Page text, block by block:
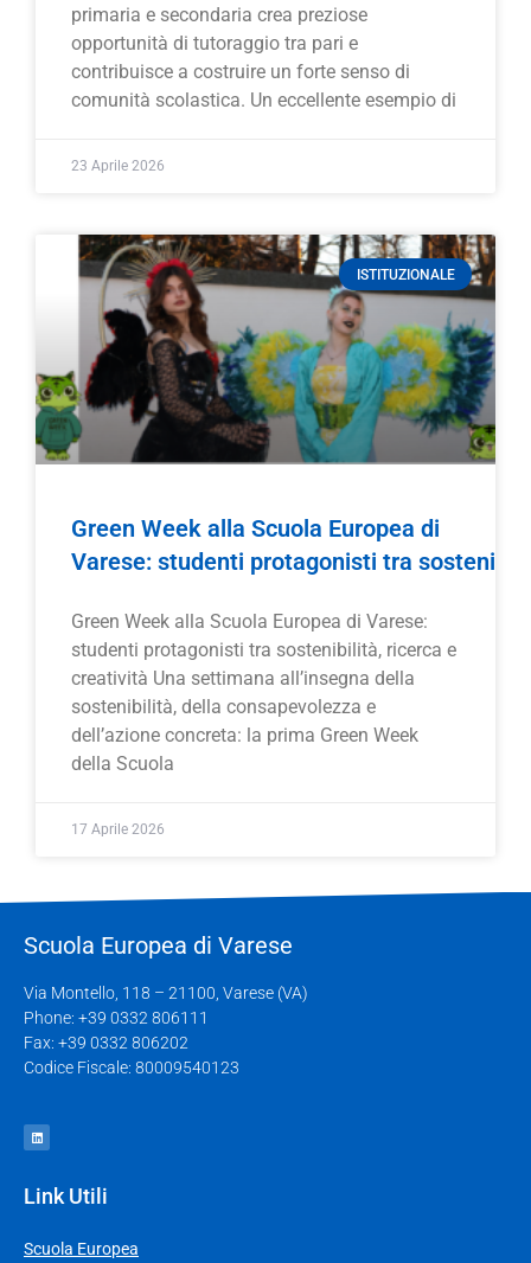
primaria e secondaria crea preziose
opportunità di tutoraggio tra pari e
contribuisce a costruire un forte senso di
comunità scolastica. Un eccellente esempio di
23 Aprile 2026
ISTITUZIONALE
Green Week alla Scuola Europea di
Varese: studenti protagonisti tra
Green Week alla Scuola Europea di Varese:
studenti protagonisti tra sostenibilità, ricerca e
creatività Una settimana all’insegna della
sostenibilità, della consapevolezza e
dell’azione concreta: la prima Green Week
della Scuola
17 Aprile 2026
Scuola Europea di Varese
Via Montello, 118 – 21100, Varese (VA)
Phone: +39 0332 806111
Fax: +39 0332 806202
Codice Fiscale: 80009540123
Link Utili
Scuola Europea